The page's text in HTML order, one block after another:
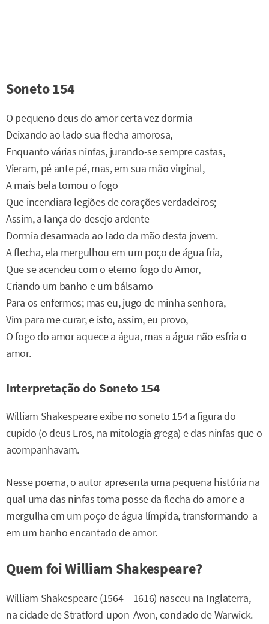
Soneto 154
O pequeno deus do amor certa vez dormia
Deixando ao lado sua flecha amorosa,
Enquanto várias ninfas, jurando-se sempre castas,
Vieram, pé ante pé, mas, em sua mão virginal,
A mais bela tomou o fogo
Que incendiara legiões de corações verdadeiros;
Assim, a lança do desejo ardente
Dormia desarmada ao lado da mão desta jovem.
A flecha, ela mergulhou em um poço de água fria,
Que se acendeu com o eterno fogo do Amor,
Criando um banho e um bálsamo
Para os enfermos; mas eu, jugo de minha senhora,
Vim para me curar, e isto, assim, eu provo,
O fogo do amor aquece a água, mas a água não esfria o
amor.
Interpretação do Soneto 154
William Shakespeare exibe no soneto 154 a figura do
cupido (o deus Eros, na mitologia grega) e das ninfas que o
acompanhavam.
Nesse poema, o autor apresenta uma pequena história na
qual uma das ninfas toma posse da flecha do amor e a
mergulha em um poço de água límpida, transformando-a
em um banho encantado de amor.
Quem foi William Shakespeare?
William Shakespeare (1564 – 1616) nasceu na Inglaterra,
na cidade de Stratford-upon-Avon, condado de Warwick.